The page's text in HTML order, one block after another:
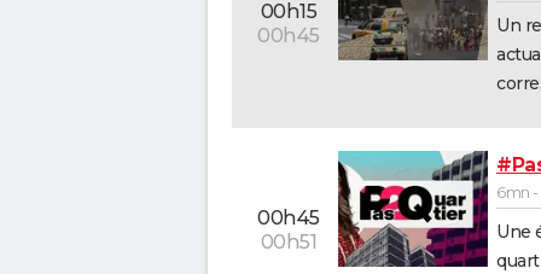
00h15
00h45
Un
00h45
00h51
6mn
Une